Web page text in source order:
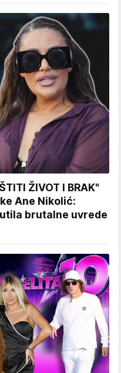
ŽIVOT I BRAK"
Ane Nikolić:
brutalne uvrede